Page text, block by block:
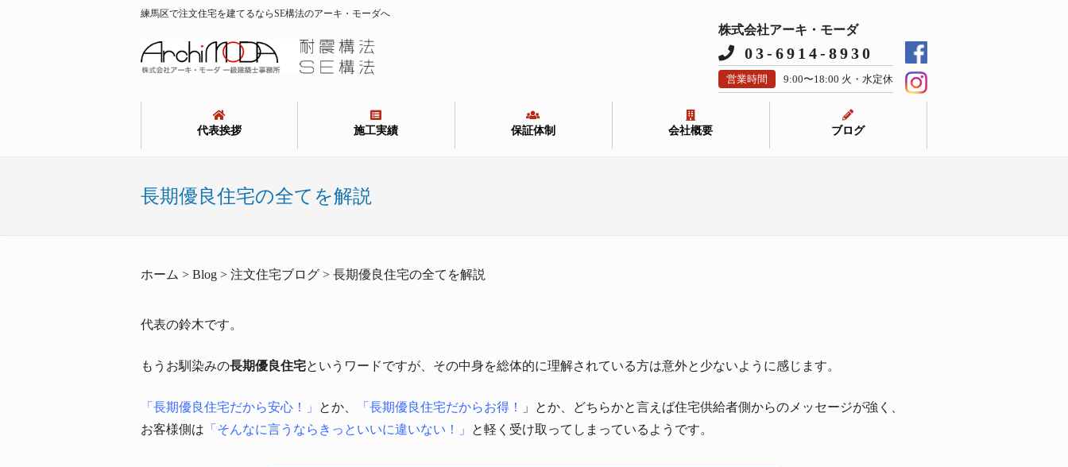
練馬区で注文住宅を建てるならSE構法のアーキ・モーダへ
株式会社アーキ・モーダ
03-6914-8930
営業時間 9:00〜18:00 火・水定休
代表挨拶 施工実績 保証体制 会社概要 ブログ
長期優良住宅の全てを解説
ホーム > Blog > 注文住宅ブログ > 長期優良住宅の全てを解説
代表の鈴木です。
もうお馴染みの長期優良住宅というワードですが、その中身を総体的に理解されている方は意外と少ないように感じます。
「長期優良住宅だから安心！」 とか、 「長期優良住宅だからお得！
」とか、どちらかと言えば住宅供給者側からのメッセージが強く、
お客様側は 「そんなに言うならきっといいに違いない！」 と軽く受け取ってしまっているようです。